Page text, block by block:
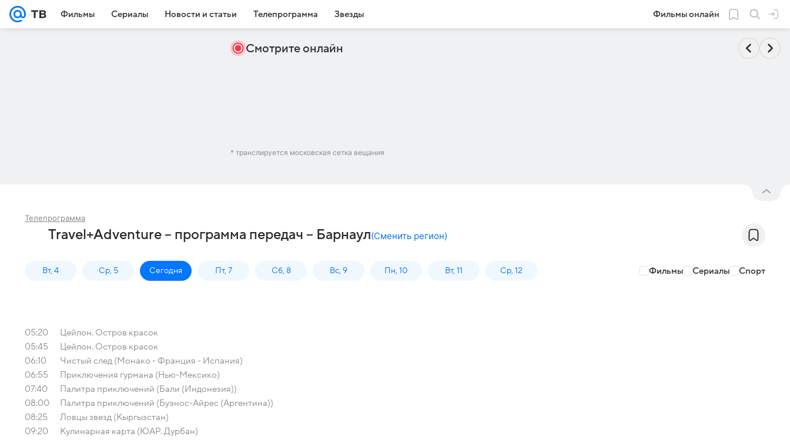
Фильмы Сериалы Новости и статьи Телепрограмма Звезды Фильмы онлайн
Смотрите онлайн
* транслируется московская сетка вещания
Телепрограмма
Travel+Adventure – программа передач – Барнаул(Сменить регион)
Вт, 4 Ср, 5 Сегодня Пт, 7 Сб, 8 Вс, 9 Пн, 10 Вт, 11 Ср, 12 Фильмы Сериалы Спорт
05:20
Цейлон. Остров красок
05:45
Цейлон. Остров красок
06:10
Чистый след (Монако - Франция - Испания)
06:55
Приключения гурмана (Нью-Мексико)
07:40
Палитра приключений (Бали (Индонезия))
08:00
Палитра приключений (Буэнос-Айрес (Аргентина))
08:25
Ловцы звезд (Кыргызстан)
09:20
Кулинарная карта (ЮАР. Дурбан)